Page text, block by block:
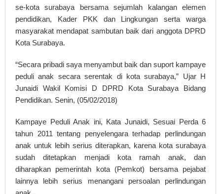
se-kota surabaya bersama sejumlah kalangan elemen
pendidikan, Kader PKK dan Lingkungan serta warga
masyarakat mendapat sambutan baik dari anggota DPRD
Kota Surabaya.
“Secara pribadi saya menyambut baik dan suport kampaye
peduli anak secara serentak di kota surabaya,” Ujar H
Junaidi Wakil Komisi D DPRD Kota Surabaya Bidang
Pendidikan. Senin, (05/02/2018)
Kampaye Peduli Anak ini, Kata Junaidi, Sesuai Perda 6
tahun 2011 tentang penyelengara terhadap perlindungan
anak untuk lebih serius diterapkan, karena kota surabaya
sudah ditetapkan menjadi kota ramah anak, dan
diharapkan pemerintah kota (Pemkot) bersama pejabat
lainnya lebih serius menangani persoalan perlindungan